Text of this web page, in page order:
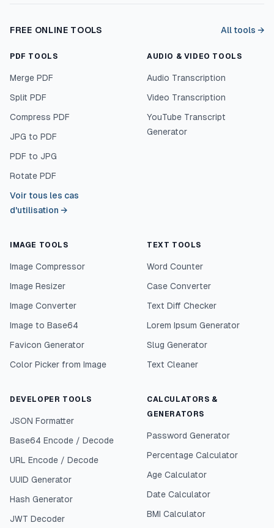
FREE ONLINE TOOLS All tools →
PDF TOOLS
Merge PDF
Split PDF
Compress PDF
JPG to PDF
PDF to JPG
Rotate PDF
Voir tous les cas
d'utilisation →
AUDIO & VIDEO TOOLS
Audio Transcription
Video Transcription
YouTube Transcript
Generator
IMAGE TOOLS
Image Compressor
Image Resizer
Image Converter
Image to Base64
Favicon Generator
Color Picker from Image
TEXT TOOLS
Word Counter
Case Converter
Text Diff Checker
Lorem Ipsum Generator
Slug Generator
Text Cleaner
DEVELOPER TOOLS
JSON Formatter
Base64 Encode / Decode
URL Encode / Decode
UUID Generator
Hash Generator
JWT Decoder
CALCULATORS &
GENERATORS
Password Generator
Percentage Calculator
Age Calculator
Date Calculator
BMI Calculator